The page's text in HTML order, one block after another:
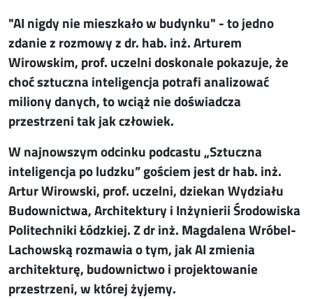
"AI nigdy nie mieszkało w budynku" - to jedno
zdanie z rozmowy z dr. hab. inż. Arturem
Wirowskim, prof. uczelni doskonale pokazuje, że
choć sztuczna inteligencja potrafi analizować
miliony danych, to wciąż nie doświadcza
przestrzeni tak jak człowiek.
W najnowszym odcinku podcastu „Sztuczna
inteligencja po ludzku” gościem jest dr hab. inż.
Artur Wirowski, prof. uczelni, dziekan Wydziału
Budownictwa, Architektury i Inżynierii Środowiska
Politechniki Łódzkiej. Z dr inż. Magdalena Wróbel-
Lachowską rozmawia o tym, jak AI zmienia
architekturę, budownictwo i projektowanie
przestrzeni, w której żyjemy.